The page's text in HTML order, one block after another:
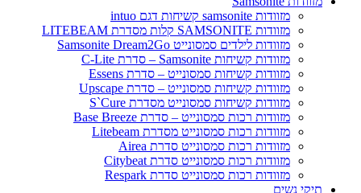
מזוודות samsonite קשיחות דגם intuo
מזוודות SAMSONITE קלות מסדרת LITEBEAM
מזוודות לילדים סמסונייט Samsonite Dream2Go
מזוודות קשיחות Samsonite – סדרת C-Lite
מזוודות קשיחות סמסונייט – סדרת Essens
מזוודות קשיחות סמסונייט – סדרת Upscape
מזוודות קשיחות סמסונייט מסדרת S`Cure
מזוודות רכות סמסונייט – סדרת Base Breeze
מזוודות רכות סמסונייט מסדרת Litebeam
מזוודות רכות סמסונייט סדרת Airea
מזוודות רכות סמסונייט סדרת Citybeat
מזוודות רכות סמסונייט סדרת Respark
תיקי נשים